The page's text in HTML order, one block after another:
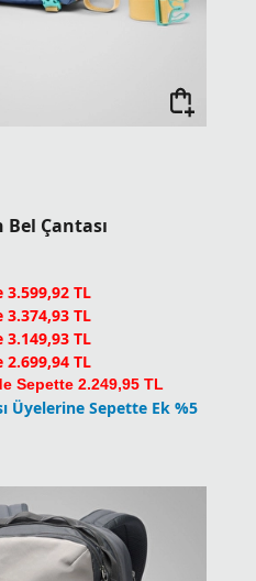
Çantası
TL
TL
TL
TL
Sepette 2.249,95 TL
Üyelerine Sepette Ek %5